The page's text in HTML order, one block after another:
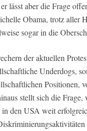
lässt aber die Frage
Obama, trotz aller
sogar in die
der aktuellen
Underdogs,
Positionen,
stellt sich die
den USA weit